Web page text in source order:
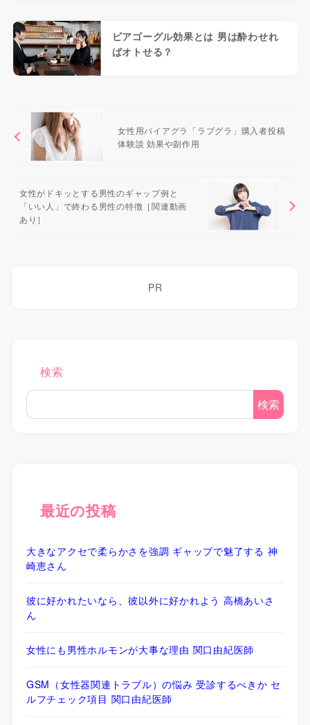
ビアゴーグル効果とは 男は酔わせれ
ばオトせる？
女性用バイアグラ「ラブグラ」購入者投稿
体験談 効果や副作用
女性がドキッとする男性のギャップ例と
「いい人」で終わる男性の特徴［関連動画
あり］
PR
検索
検索
最近の投稿
大きなアクセで柔らかさを強調 ギャップで魅了する 神
崎恵さん
彼に好かれたいなら、彼以外に好かれよう 高橋あいさ
ん
女性にも男性ホルモンが大事な理由 関口由紀医師
GSM（女性器関連トラブル）の悩み 受診するべきか セ
ルフチェック項目 関口由紀医師